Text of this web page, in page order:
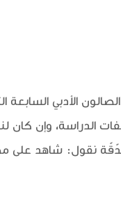
الأدبي
الدراسة، وإن
للدّقّة نقول: شاهد على